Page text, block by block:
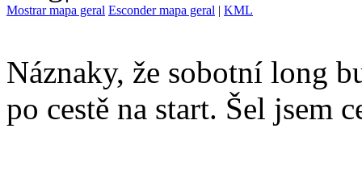
Mostrar mapa geral Esconder mapa geral | KML
Náznaky, že sobotní long
po cestě na start. Šel jsem